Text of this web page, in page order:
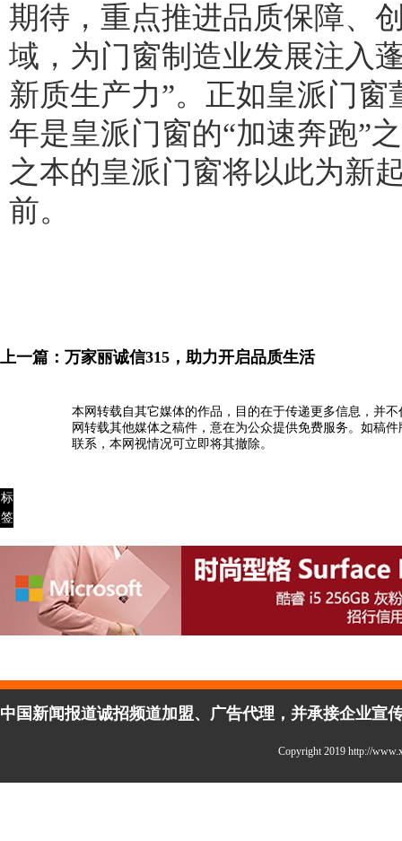
期待，重点推进品质保障、
域，为门窗制造业发展注入
新质生产力”。正如皇派门窗
年是皇派门窗的“加速奔跑”
之本的皇派门窗将以此为新
前。
上一篇： 万家丽诚信315，助力开启品质生活
本网转载自其它媒体的作品，目的在于传递更多信息，并
网转载其他媒体之稿件，意在为公众提供免费服务。如稿
联系，本网视情况可立即将其撤除。
标
签
中国新闻报道诚招频道加盟、广告代理，并承接企业宣
Copyright 2019 http://